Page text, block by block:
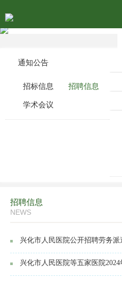
通知公告
招标信息 招聘信息
学术会议
招聘信息
NEWS
兴化市人民医院公开招聘劳务派遣工
兴化市人民医院等五家医院2024年公开招聘备案